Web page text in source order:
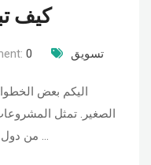
كيف
0 تسويق
اليكم بعض
الصغير. تمثل
من دول العالم ٬ ليس فقط لأنها توفر فرص …